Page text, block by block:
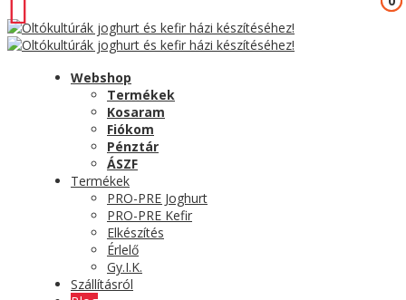
Webshop
Termékek
Kosaram
Fiókom
Pénztár
ÁSZF
Termékek
PRO-PRE Joghurt
PRO-PRE Kefir
Elkészítés
Érlelő
Gy.I.K.
Szállításról